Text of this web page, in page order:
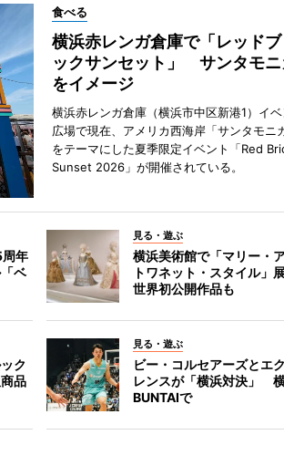
食べる
横浜赤レンガ倉庫で「レッドブ
ックサンセット」 サンタモニ
をイメージ
横浜赤レンガ倉庫（横浜市中区新港1）イベ
広場で現在、アメリカ西海岸「サンタモニ
をテーマにした夏季限定イベント「Red
Sunset 2026」が開催されている。
年
ベ
見る・遊ぶ
横浜美術館で「マリー・
トワネット・スタイル」
世界初公開作品も
ク
品
見る・遊ぶ
ビー・コルセアーズとエ
レンスが「横浜対決」
BUNTAIで